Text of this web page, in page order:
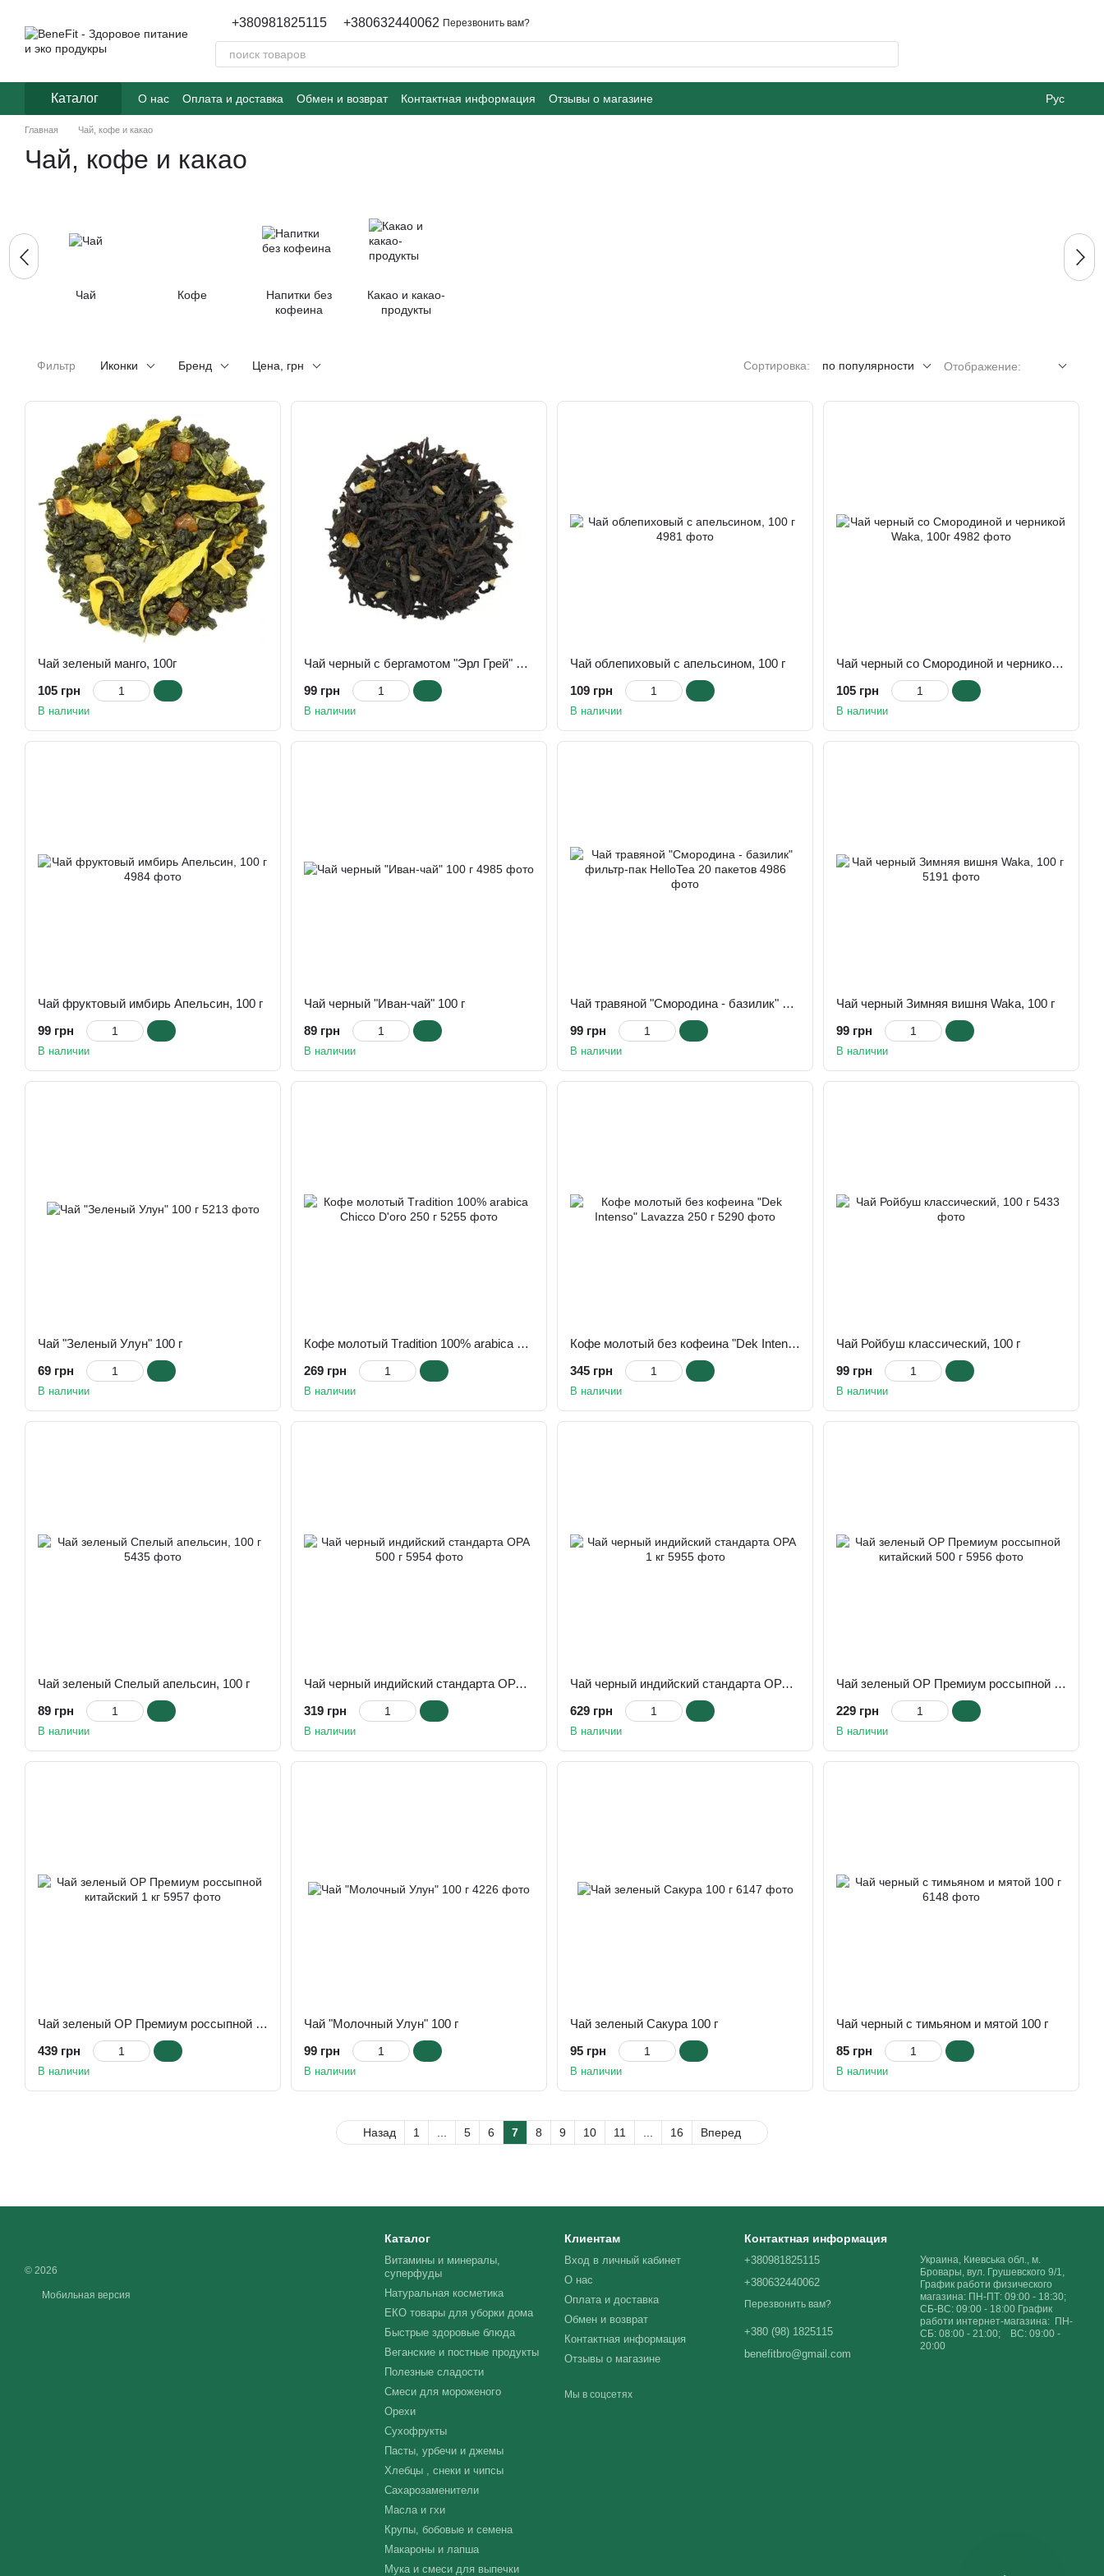
+380981825115 +380632440062 Перезвонить вам?
Каталог О нас Оплата и доставка Обмен и возврат Контактная информация Отзывы о магазине Рус
Главная Чай, кофе и какао
Чай, кофе и какао
Чай Кофе
Напитки без
кофеина
Какао и какао-
продукты
Фильтр Иконки Бренд Цена, грн Сортировка: по популярности Отображение:
Чай зеленый манго, 100г
105 грн
В наличии
Чай черный с бергамотом "Эрл Грей" 100 г
99 грн
В наличии
Чай облепиховый с апельсином, 100 г
109 грн
В наличии
Чай черный со Смородиной и черникой Waka, 100г
105 грн
В наличии
Чай фруктовый имбирь Апельсин, 100 г
99 грн
В наличии
Чай черный "Иван-чай" 100 г
89 грн
В наличии
Чай травяной "Смородина - базилик" фильтр-пак HelloTea 20 пакетов
99 грн
В наличии
Чай черный Зимняя вишня Waka, 100 г
99 грн
В наличии
Чай "Зеленый Улун" 100 г
69 грн
В наличии
Кофе молотый Тradition 100% arabica Chicco D'oro 250 г
269 грн
В наличии
Кофе молотый без кофеина "Dek Intenso" Lavazza 250 г
345 грн
В наличии
Чай Ройбуш классический, 100 г
99 грн
В наличии
Чай зеленый Спелый апельсин, 100 г
89 грн
В наличии
Чай черный индийский стандарта ОРА 500 г
319 грн
В наличии
Чай черный индийский стандарта ОРА 1 кг
629 грн
В наличии
Чай зеленый ОР Премиум россыпной китайский 500 г
229 грн
В наличии
Чай зеленый ОР Премиум россыпной китайский 1 кг
439 грн
В наличии
Чай "Молочный Улун" 100 г
99 грн
В наличии
Чай зеленый Сакура 100 г
95 грн
В наличии
Чай черный с тимьяном и мятой 100 г
85 грн
В наличии
Назад 1 5 6 7 8 9 10 11 16 Вперед
© 2026
Мобильная версия
Каталог
Витамины и минералы,
суперфуды
Натуральная косметика
ЕКО товары для уборки дома
Быстрые здоровые блюда
Веганские и постные продукты
Полезные сладости
Смеси для мороженого
Орехи
Сухофрукты
Пасты, урбечи и джемы
Хлебцы , снеки и чипсы
Сахарозаменители
Масла и гхи
Крупы, бобовые и семена
Макароны и лапша
Мука и смеси для выпечки
Клиентам
Вход в личный кабинет
О нас
Оплата и доставка
Обмен и возврат
Контактная информация
Отзывы о магазине
Мы в соцсетях
Контактная информация
+380981825115
+380632440062
Перезвонить вам?
+380 (98) 1825115
benefitbro@gmail.com
Украина, Киевська обл., м.
Бровары, вул. Грушевского 9/1,
График работи физического
магазина: ПН-ПТ: 09:00 - 18:30;
СБ-ВС: 09:00 - 18:00 График
работи интернет-магазина: ПН-
СБ: 08:00 - 21:00; ВС: 09:00 -
20:00